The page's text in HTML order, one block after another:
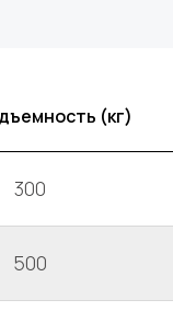
(кг)
300
500